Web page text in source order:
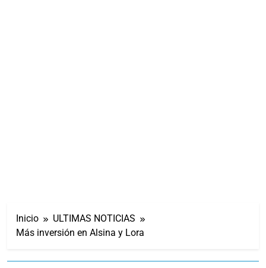
Inicio
ULTIMAS NOTICIAS
Más inversión en Alsina y Lora